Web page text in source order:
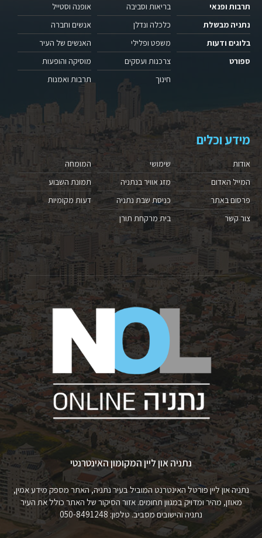
תרבות ופנאי
נתניה מבשלת
בלוגים ודעות
ספורט
בריאות וסביבה
כלכלה ונדלן
משפט ופלילי
צרכנות ועסקים
חינוך
אופנה וסטייל
אנשים וחברה
האנשים של העיר
מוסיקה והופעות
תרבות ואמנות
מידע וכלים
אודות
המייל האדום
פרסום באתר
צור קשר
שימושי
מזג אוויר בנתניה
כניסת שבת נתניה
בית מרקחת תורן
המומחה
תמונת השבוע
דעות מקומיות
נתניה און ליין המקומון האינטרנטי
נתניה און ליין פורטל האינטרנט המוביל בעיר נתניה, האתר מספק מידע אמין,
מאוזן, מהיר ומדויק במגוון תחומים. אזור הסיקור של האתר כולל את העיר
נתניה והישובים מסביב. טלפון: 050-8491248